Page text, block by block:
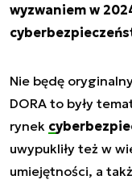
wyzwaniem w
Nie będę
DORA to były
rynek
uwypukliły też w
umiejętności, a